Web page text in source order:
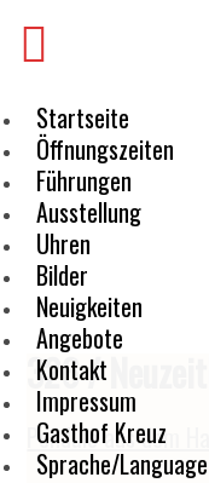
326 /
Pendule aus dem
Startseite
Öffnungszeiten
Führungen
Ausstellung
Uhren
Bilder
Neuigkeiten
Angebote
Kontakt
Impressum
Gasthof Kreuz
Sprache/Language